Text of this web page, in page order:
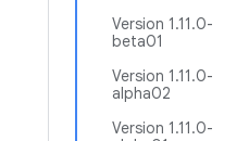
Version 1.11.0-
beta01
Version 1.11.0-
alpha02
Version 1.11.0-